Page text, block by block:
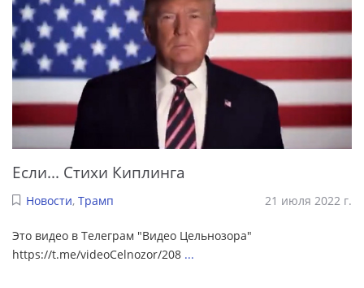
Если... Стихи Киплинга
Новости, Трамп 21 июля 2022 г.
Это видео в Телеграм "Видео Цельнозора"
https://t.me/videoCelnozor/208 ...